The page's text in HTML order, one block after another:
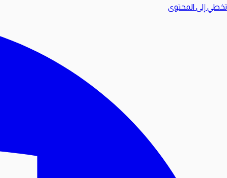
تخطي إلى المحتوى